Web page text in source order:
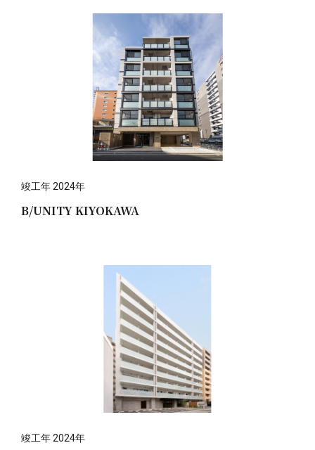
竣工年 2024年
B/UNITY KIYOKAWA
竣工年 2024年